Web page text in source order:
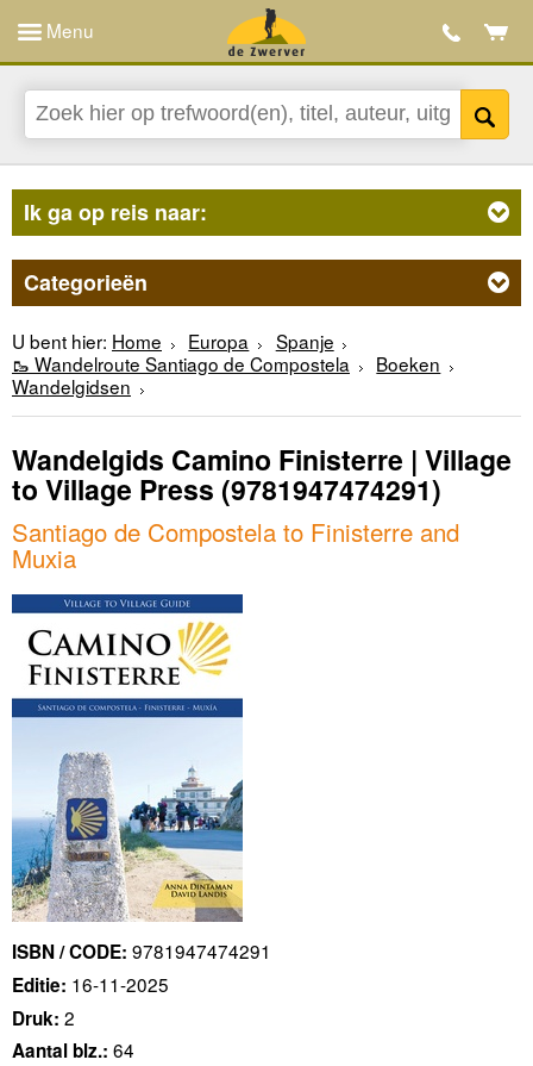
Menu
Ik ga op reis naar:
Categorieën
U bent hier: Home Europa
Spanje
🥾 Wandelroute Santiago de Compostela
Boeken
Wandelgidsen
Wandelgids Camino Finisterre | Village
to Village Press (9781947474291)
Santiago de Compostela to Finisterre and
Muxia
ISBN / CODE: 9781947474291
Editie: 16-11-2025
Druk: 2
Aantal blz.: 64